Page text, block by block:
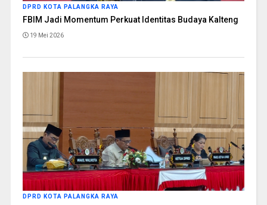
DPRD KOTA PALANGKA RAYA
FBIM Jadi Momentum Perkuat Identitas Budaya Kalteng
19 Mei 2026
DPRD KOTA PALANGKA RAYA